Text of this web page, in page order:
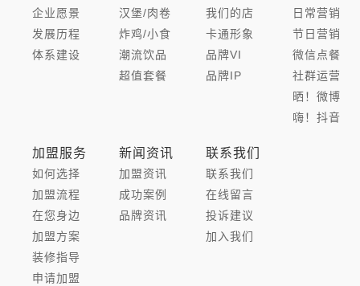
企业愿景
发展历程
体系建设
汉堡/肉卷
炸鸡/小食
潮流饮品
超值套餐
我们的店
卡通形象
品牌VI
品牌IP
日常营销
节日营销
微信点餐
社群运营
晒！微博
嗨！抖音
加盟服务
如何选择
加盟流程
在您身边
加盟方案
装修指导
申请加盟
新闻资讯
加盟资讯
成功案例
品牌资讯
联系我们
联系我们
在线留言
投诉建议
加入我们